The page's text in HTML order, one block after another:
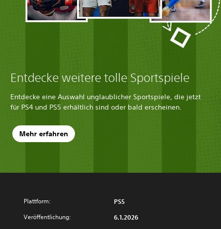
Entdecke weitere tolle Sportspiele
Entdecke eine Auswahl unglaublicher Sportspiele, die jetzt
für PS4 und PS5 erhältlich sind oder bald erscheinen.
Mehr erfahren
Plattform: PS5
Veröffentlichung: 6.1.2026